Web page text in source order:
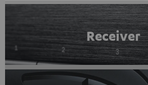
Receiver